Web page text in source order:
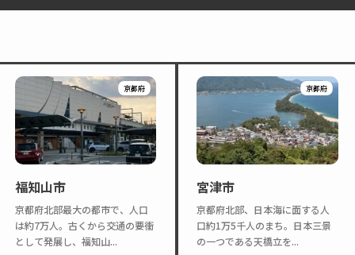
PHOTO
NEWS
Instagram
京都府
福知山市
京都府北部最大の都市で、人口
は約7万人。古くから交通の要衝
として発展し、福知山...
京都府
宮津市
京都府北部、日本海に面する人
口約1万5千人のまち。日本三景
の一つである天橋立を...